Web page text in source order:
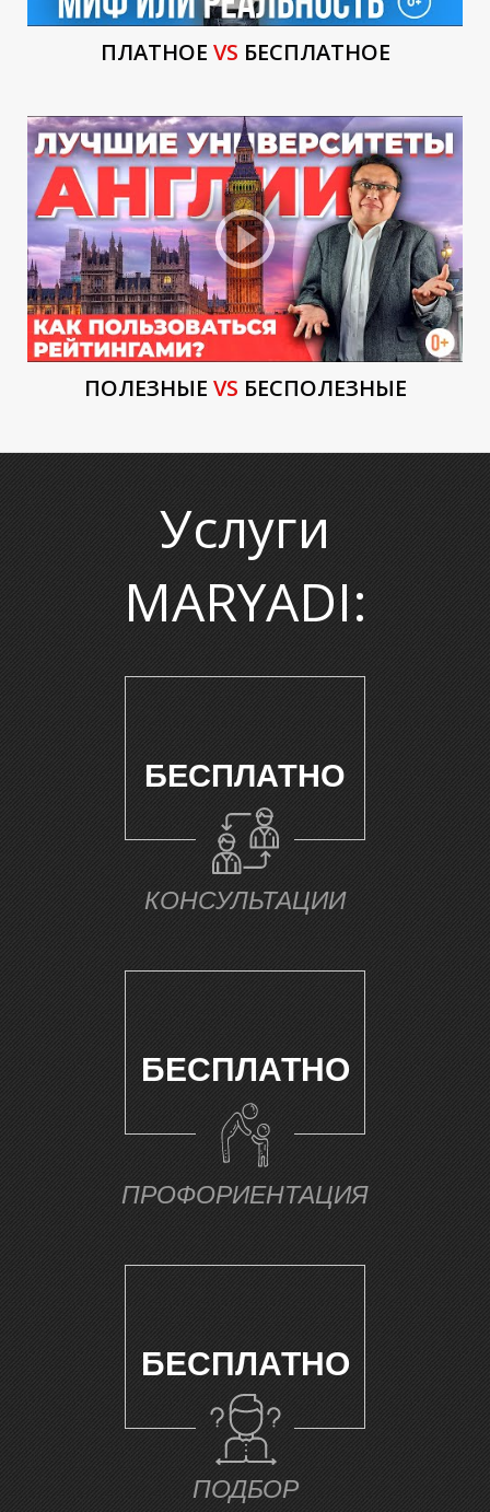
Е
Т
Ы
ПЛАТНОЕ VS БЕСПЛАТНОЕ
ПОЛЕЗНЫЕ VS БЕСПОЛЕЗНЫЕ
Услуги
MARYADI:
БЕСПЛАТНО
КОНСУЛЬТАЦИИ
БЕСПЛАТНО
ПРОФОРИЕНТАЦИЯ
БЕСПЛАТНО
ПОДБОР